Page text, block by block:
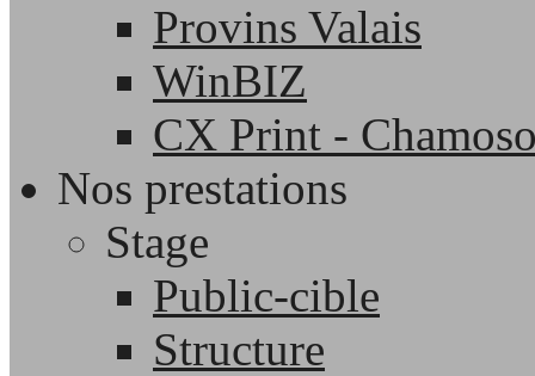
Provins Valais
WinBIZ
CX Print -
Nos prestations
Stage
Public-cible
Structure